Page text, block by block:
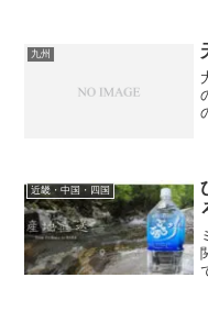
九州
近畿・中国・四国